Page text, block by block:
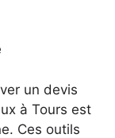
un devis
à Tours est
Ces outils